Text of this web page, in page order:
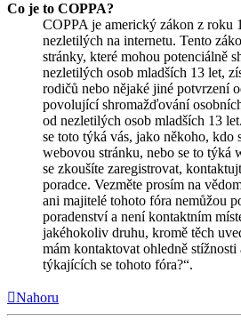
Co je to COPPA?
COPPA je americký zákon z roku
nezletilých na internetu. Tento
stránky, které mohou potenciálně
nezletilých osob mladších 13 let,
rodičů nebo nějaké jiné potvrzení
povolující shromažďování
od nezletilých osob mladších 13
se toto týká vás, jako někoho, kdo
webovou stránku, nebo se to týká
se zkoušíte zaregistrovat,
poradce. Vezměte prosím na
ani majitelé tohoto fóra nemůžou
poradenství a není kontaktním
jakéhokoliv druhu, kromě těch
mám kontaktovat ohledně
týkajících se tohoto fóra?“.
Nahoru